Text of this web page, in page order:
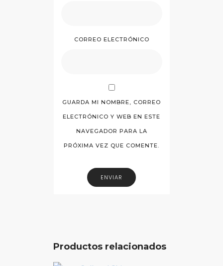
CORREO ELECTRÓNICO
GUARDA MI NOMBRE, CORREO
ELECTRÓNICO Y WEB EN ESTE
NAVEGADOR PARA LA
PRÓXIMA VEZ QUE COMENTE.
Productos relacionados